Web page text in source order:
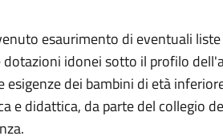
esaurimento di eventuali
idonei sotto il profilo
esigenze dei bambini di età
e didattica, da parte del collegio